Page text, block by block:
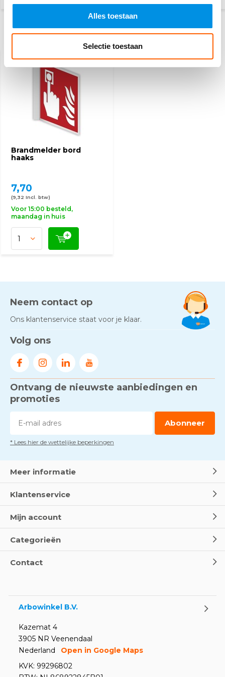
Alles toestaan
Selectie toestaan
Brandmelder bord
haaks
7,70
(9,32 Incl. btw)
Voor 15:00 besteld,
maandag in huis
Neem contact op
Ons klantenservice staat voor je klaar.
Volg ons
Ontvang de nieuwste aanbiedingen en
promoties
Abonneer
* Lees hier de wettelijke beperkingen
Meer informatie
Klantenservice
Mijn account
Categorieën
Contact
Arbowinkel B.V.
Kazemat 4
3905 NR Veenendaal
Nederland
Open in Google Maps
KVK: 99296802